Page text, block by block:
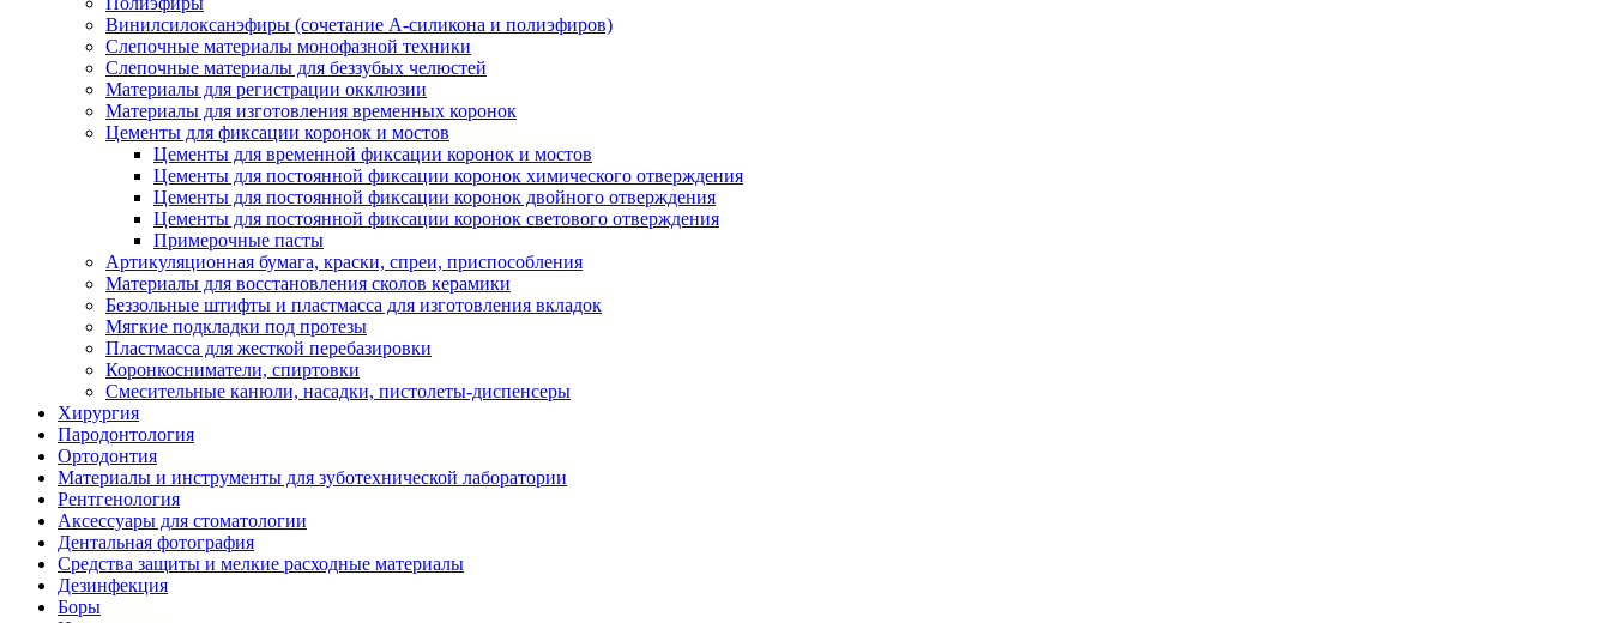
Винилсилоксанэфиры (сочетание А-силикона и полиэфиров)
Слепочные материалы монофазной техники
Слепочные материалы для беззубых челюстей
Материалы для регистрации окклюзии
Материалы для изготовления временных коронок
Цементы для фиксации коронок и мостов
Цементы для временной фиксации коронок и мостов
Цементы для постоянной фиксации коронок химического отверждения
Цементы для постоянной фиксации коронок двойного отверждения
Цементы для постоянной фиксации коронок светового отверждения
Примерочные пасты
Артикуляционная бумага, краски, спреи, приспособления
Материалы для восстановления сколов керамики
Беззольные штифты и пластмасса для изготовления вкладок
Мягкие подкладки под протезы
Пластмасса для жесткой перебазировки
Коронкосниматели, спиртовки
Смесительные канюли, насадки, пистолеты-диспенсеры
Хирургия
Пародонтология
Ортодонтия
Материалы и инструменты для зуботехнической лаборатории
Рентгенология
Аксессуары для стоматологии
Дентальная фотография
Средства защиты и мелкие расходные материалы
Дезинфекция
Боры